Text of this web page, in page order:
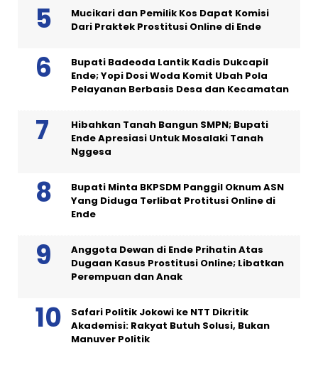
Mucikari dan Pemilik Kos Dapat Komisi
Dari Praktek Prostitusi Online di Ende
Bupati Badeoda Lantik Kadis Dukcapil
Ende; Yopi Dosi Woda Komit Ubah Pola
Pelayanan Berbasis Desa dan Kecamatan
Hibahkan Tanah Bangun SMPN; Bupati
Ende Apresiasi Untuk Mosalaki Tanah
Nggesa
Bupati Minta BKPSDM Panggil Oknum ASN
Yang Diduga Terlibat Protitusi Online di
Ende
Anggota Dewan di Ende Prihatin Atas
Dugaan Kasus Prostitusi Online; Libatkan
Perempuan dan Anak
Safari Politik Jokowi ke NTT Dikritik
Akademisi: Rakyat Butuh Solusi, Bukan
Manuver Politik